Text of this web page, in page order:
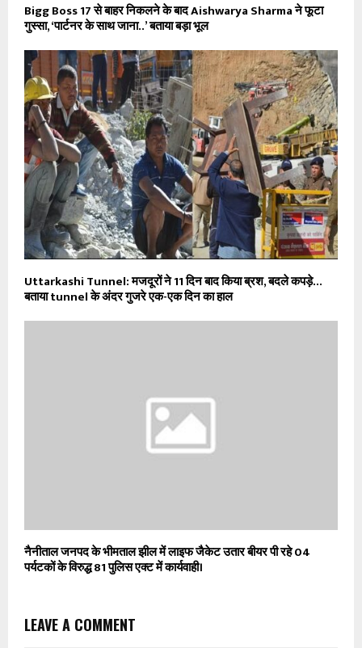
Bigg Boss 17 से बाहर निकलने के बाद Aishwarya Sharma ने फूटा
गुस्सा, ‘पार्टनर के साथ जाना..’ बताया बड़ा भूल
Uttarkashi Tunnel: मजदूरों ने 11 दिन बाद किया ब्रश, बदले कपड़े…
बताया tunnel के अंदर गुजरे एक-एक दिन का हाल
नैनीताल जनपद के भीमताल झील में लाइफ जैकेट उतार बीयर पी रहे 04
पर्यटकों के विरुद्ध 81 पुलिस एक्ट में कार्यवाही।
LEAVE A COMMENT